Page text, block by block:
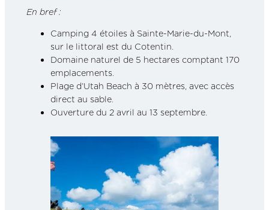
En bref :
Camping 4 étoiles à Sainte-Marie-du-Mont,
sur le littoral est du Cotentin.
Domaine naturel de 5 hectares comptant 170
emplacements.
Plage d’Utah Beach à 30 mètres, avec accès
direct au sable.
Ouverture du 2 avril au 13 septembre.